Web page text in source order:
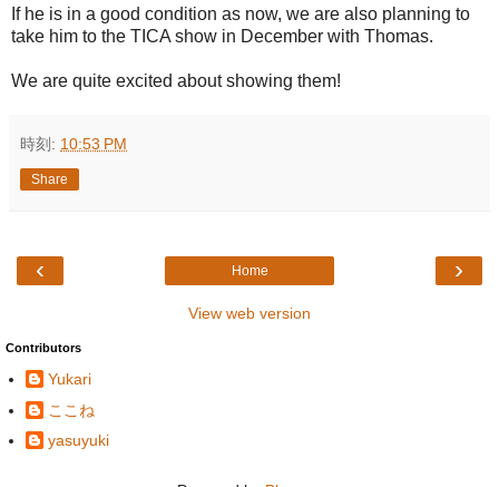
If he is in a good condition as now, we are also planning to
take him to the TICA show in December with Thomas.
We are quite excited about showing them!
時刻: 10:53 PM
Share
‹ ›
Home
View web version
Contributors
Yukari
ここね
yasuyuki